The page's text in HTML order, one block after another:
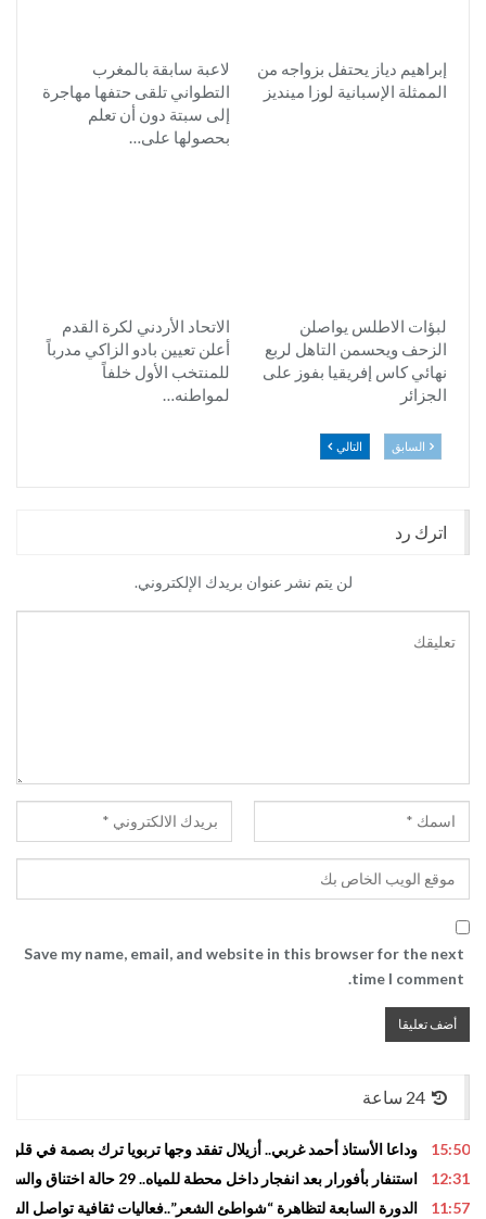
إبراهيم دياز يحتفل بزواجه من
الممثلة الإسبانية لوزا مينديز
لاعبة سابقة بالمغرب
التطواني تلقى حتفها مهاجرة
إلى سبتة دون أن تعلم
بحصولها على…
لبؤات الاطلس يواصلن
الزحف ويحسمن التاهل لربع
نهائي كاس إفريقيا بفوز على
الجزائر
الاتحاد الأردني لكرة القدم
أعلن تعيين بادو الزاكي مدرباً
للمنتخب الأول خلفاً
لمواطنه…
السابق التالي
اترك رد
لن يتم نشر عنوان بريدك الإلكتروني.
Save my name, email, and website in this browser for the next
time I comment.
15:50
وداعا الأستاذ أحمد غربي.. أزيلال تفقد وجها تربويا ترك بصمة في قلوب
12:31
استنفار بأفورار بعد انفجار داخل محطة للمياه.. 29 حالة اختناق والساكنة تغادر منازلها خوفاً من الغاز
11:57
الدورة السابعة لتظاهرة “شواطئ الشعر”..فعاليات ثقافية تواصل